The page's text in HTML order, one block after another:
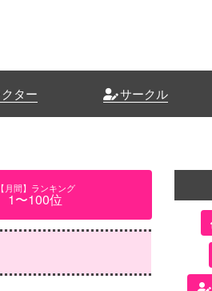
ター サークル
【月間】ランキング
1〜100位